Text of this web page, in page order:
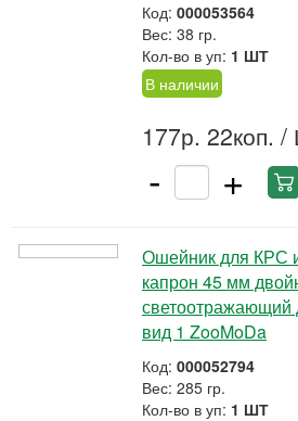
Код: 000053564
Вес: 38 гр.
Кол-во в уп: 1 ШТ
В наличии
177р. 22коп. /
- +
Ошейник для КРС
капрон 45 мм
светоотражающий
вид 1 ZooMoDa
Код: 000052794
Вес: 285 гр.
Кол-во в уп: 1 ШТ